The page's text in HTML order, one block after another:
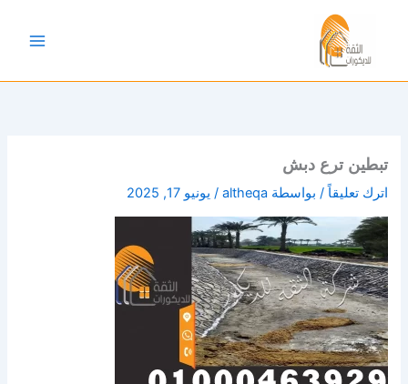
المحتوى
تبطين ترع دبش
اترك تعليقاً / بواسطة altheqa
/ يونيو 17, 2025